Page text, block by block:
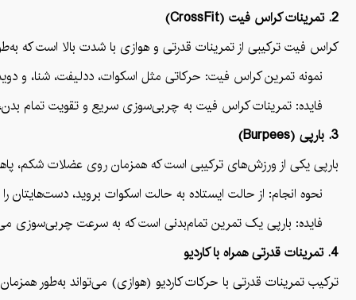
2. تمرینات کراس فیت (CrossFit)
کراس فیت ترکیبی از تمرینات قدرتی و هوازی با شدت بالا است که
نمونه تمرین کراس فیت: حرکاتی مثل اسکوات، ددلیفت، شنا، و
فایده: تمرینات کراس فیت به چربی‌سوزی سریع و تقویت تمام
3. بارپی (Burpees)
بارپی یکی از ورزش‌های ترکیبی است که همزمان روی عضلات شکم،
نحوه انجام: از حالت ایستاده به حالت اسکوات بروید، دست‌هایتان
فایده: بارپی یک تمرین تمام‌بدنی است که به سرعت چربی‌سوزی
4. تمرینات قدرتی همراه با کاردیو
ترکیب تمرینات قدرتی با حرکات کاردیو (هوازی) می‌تواند به‌طور